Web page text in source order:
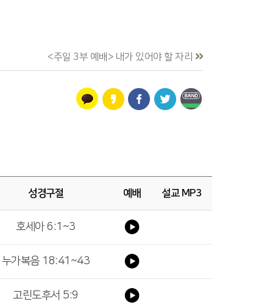
<주일 3부 예배> 내가 있어야 할 자리
성경구절 예배 설교 MP3
호세아 6:1~3
누가복음 18:41~43
고린도후서 5:9